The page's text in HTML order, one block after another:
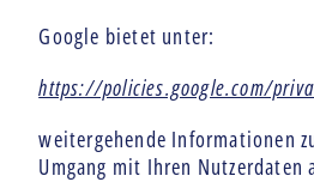
Google bietet unter:
https://policies.google.com/
weitergehende Informationen
Umgang mit Ihren Nutzerdaten